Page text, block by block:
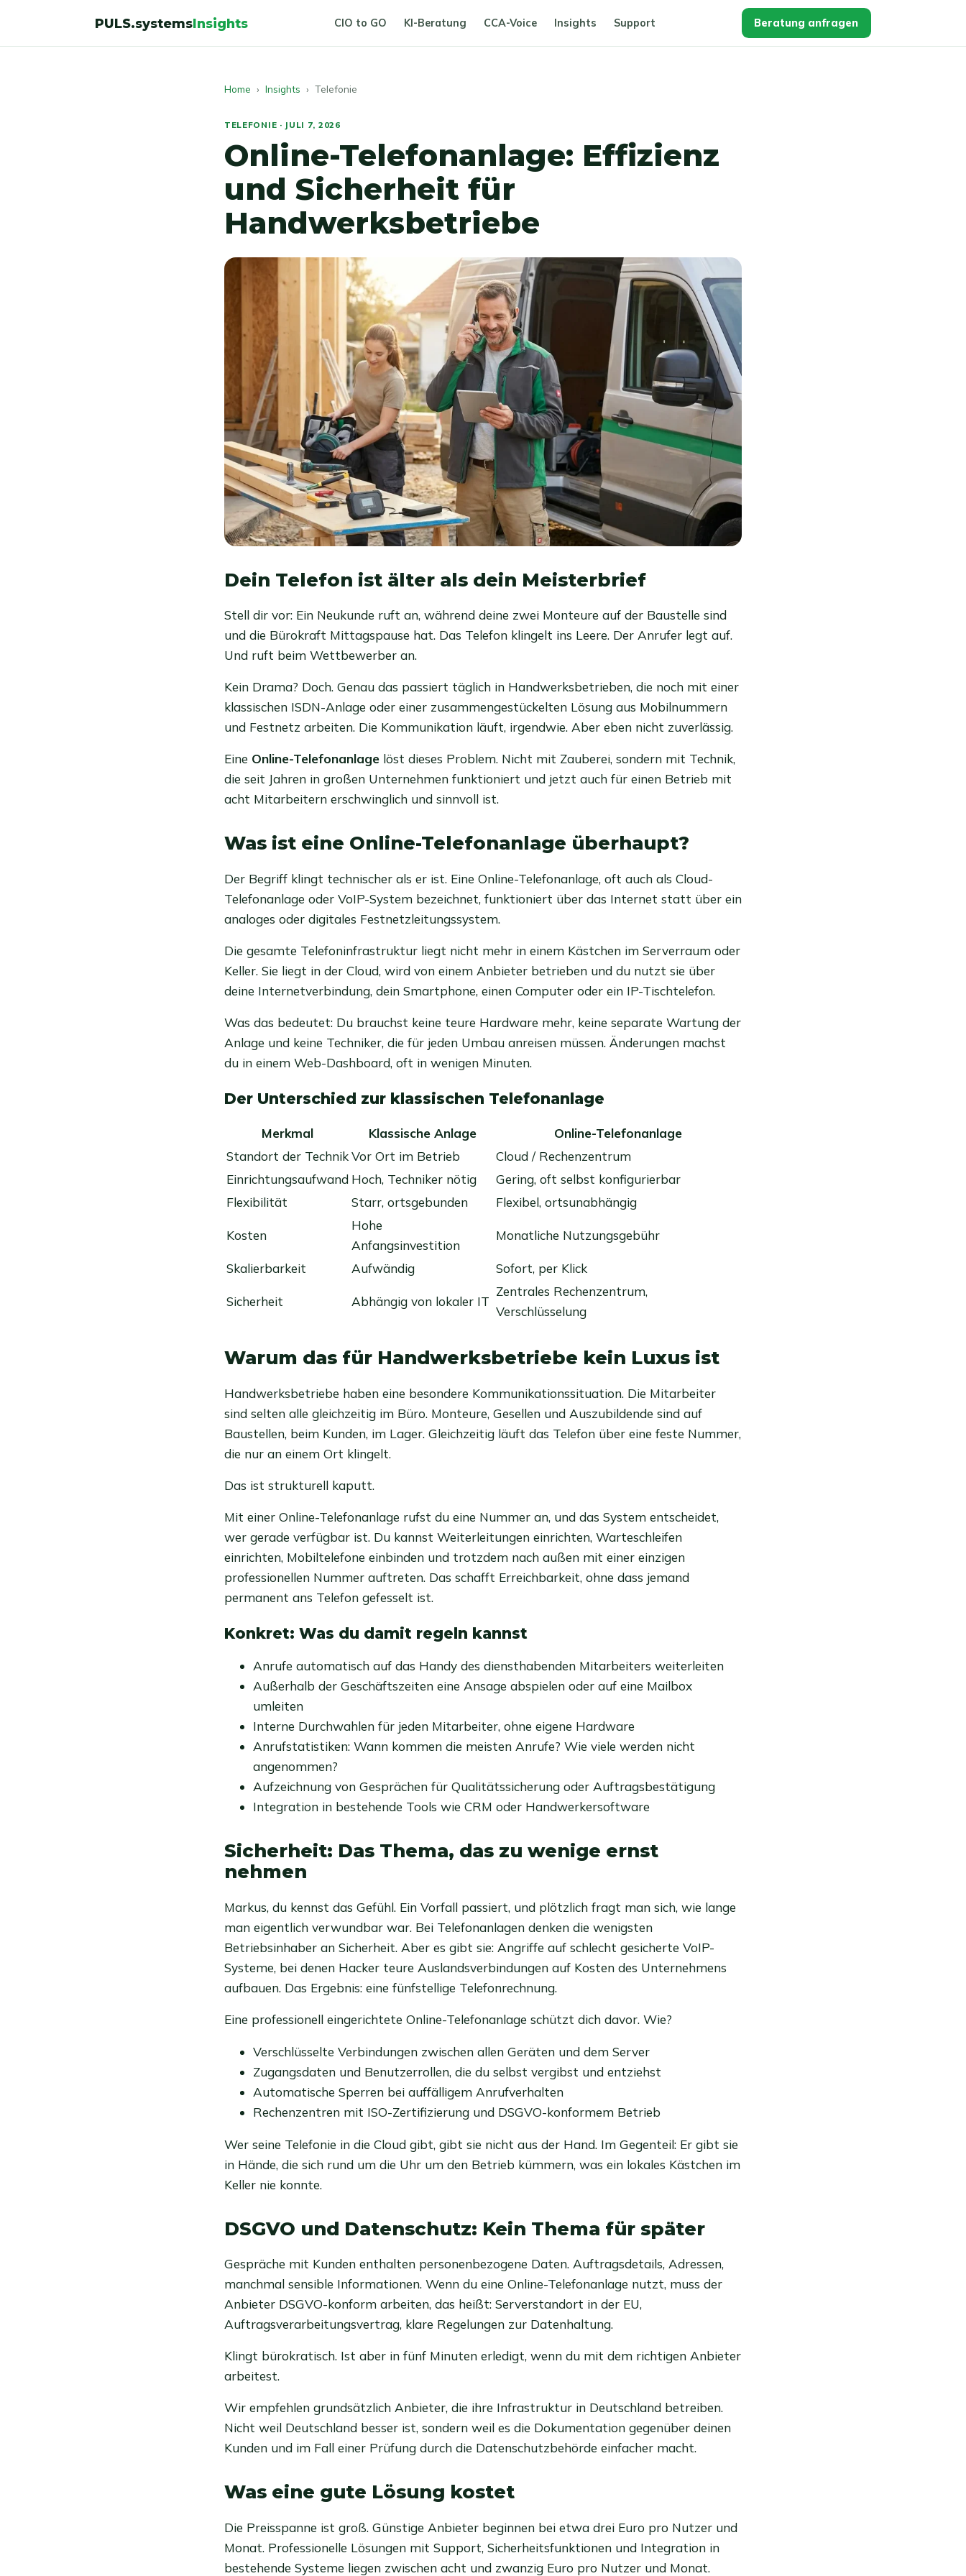
PULS.systemsInsights CIO to GO KI-Beratung CCA-Voice Insights Support Beratung anfragen
Home › Insights › Telefonie
TELEFONIE · JULI 7, 2026
Online-Telefonanlage: Effizienz
und Sicherheit für
Handwerksbetriebe
Dein Telefon ist älter als dein Meisterbrief
Stell dir vor: Ein Neukunde ruft an, während deine zwei Monteure auf der Baustelle sind
und die Bürokraft Mittagspause hat. Das Telefon klingelt ins Leere. Der Anrufer legt auf.
Und ruft beim Wettbewerber an.
Kein Drama? Doch. Genau das passiert täglich in Handwerksbetrieben, die noch mit einer
klassischen ISDN-Anlage oder einer zusammengestückelten Lösung aus Mobilnummern
und Festnetz arbeiten. Die Kommunikation läuft, irgendwie. Aber eben nicht zuverlässig.
Eine Online-Telefonanlage löst dieses Problem. Nicht mit Zauberei, sondern mit Technik,
die seit Jahren in großen Unternehmen funktioniert und jetzt auch für einen Betrieb mit
acht Mitarbeitern erschwinglich und sinnvoll ist.
Was ist eine Online-Telefonanlage überhaupt?
Der Begriff klingt technischer als er ist. Eine Online-Telefonanlage, oft auch als Cloud-
Telefonanlage oder VoIP-System bezeichnet, funktioniert über das Internet statt über ein
analoges oder digitales Festnetzleitungssystem.
Die gesamte Telefoninfrastruktur liegt nicht mehr in einem Kästchen im Serverraum oder
Keller. Sie liegt in der Cloud, wird von einem Anbieter betrieben und du nutzt sie über
deine Internetverbindung, dein Smartphone, einen Computer oder ein IP-Tischtelefon.
Was das bedeutet: Du brauchst keine teure Hardware mehr, keine separate Wartung der
Anlage und keine Techniker, die für jeden Umbau anreisen müssen. Änderungen machst
du in einem Web-Dashboard, oft in wenigen Minuten.
Der Unterschied zur klassischen Telefonanlage
Merkmal Klassische Anlage
Online-Telefonanlage
Standort der TechnikVor Ort im Betrieb
Cloud / Rechenzentrum
Einrichtungsaufwand Hoch, Techniker nötig
Gering, oft selbst konfigurierbar
Flexibilität
Starr, ortsgebunden Flexibel, ortsunabhängig
Kosten
Hohe
Anfangsinvestition
Monatliche Nutzungsgebühr
Skalierbarkeit Aufwändig Sofort, per Klick
Sicherheit Abhängig von lokaler IT
Zentrales Rechenzentrum,
Verschlüsselung
Warum das für Handwerksbetriebe kein Luxus ist
Handwerksbetriebe haben eine besondere Kommunikationssituation. Die Mitarbeiter
sind selten alle gleichzeitig im Büro. Monteure, Gesellen und Auszubildende sind auf
Baustellen, beim Kunden, im Lager. Gleichzeitig läuft das Telefon über eine feste Nummer,
die nur an einem Ort klingelt.
Das ist strukturell kaputt.
Mit einer Online-Telefonanlage rufst du eine Nummer an, und das System entscheidet,
wer gerade verfügbar ist. Du kannst Weiterleitungen einrichten, Warteschleifen
einrichten, Mobiltelefone einbinden und trotzdem nach außen mit einer einzigen
professionellen Nummer auftreten. Das schafft Erreichbarkeit, ohne dass jemand
permanent ans Telefon gefesselt ist.
Konkret: Was du damit regeln kannst
Anrufe automatisch auf das Handy des diensthabenden Mitarbeiters weiterleiten
Außerhalb der Geschäftszeiten eine Ansage abspielen oder auf eine Mailbox
umleiten
Interne Durchwahlen für jeden Mitarbeiter, ohne eigene Hardware
Anrufstatistiken: Wann kommen die meisten Anrufe? Wie viele werden nicht
angenommen?
Aufzeichnung von Gesprächen für Qualitätssicherung oder Auftragsbestätigung
Integration in bestehende Tools wie CRM oder Handwerkersoftware
Sicherheit: Das Thema, das zu wenige ernst
nehmen
Markus, du kennst das Gefühl. Ein Vorfall passiert, und plötzlich fragt man sich, wie lange
man eigentlich verwundbar war. Bei Telefonanlagen denken die wenigsten
Betriebsinhaber an Sicherheit. Aber es gibt sie: Angriffe auf schlecht gesicherte VoIP-
Systeme, bei denen Hacker teure Auslandsverbindungen auf Kosten des Unternehmens
aufbauen. Das Ergebnis: eine fünfstellige Telefonrechnung.
Eine professionell eingerichtete Online-Telefonanlage schützt dich davor. Wie?
Verschlüsselte Verbindungen zwischen allen Geräten und dem Server
Zugangsdaten und Benutzerrollen, die du selbst vergibst und entziehst
Automatische Sperren bei auffälligem Anrufverhalten
Rechenzentren mit ISO-Zertifizierung und DSGVO-konformem Betrieb
Wer seine Telefonie in die Cloud gibt, gibt sie nicht aus der Hand. Im Gegenteil: Er gibt sie
in Hände, die sich rund um die Uhr um den Betrieb kümmern, was ein lokales Kästchen im
Keller nie konnte.
DSGVO und Datenschutz: Kein Thema für später
Gespräche mit Kunden enthalten personenbezogene Daten. Auftragsdetails, Adressen,
manchmal sensible Informationen. Wenn du eine Online-Telefonanlage nutzt, muss der
Anbieter DSGVO-konform arbeiten, das heißt: Serverstandort in der EU,
Auftragsverarbeitungsvertrag, klare Regelungen zur Datenhaltung.
Klingt bürokratisch. Ist aber in fünf Minuten erledigt, wenn du mit dem richtigen Anbieter
arbeitest.
Wir empfehlen grundsätzlich Anbieter, die ihre Infrastruktur in Deutschland betreiben.
Nicht weil Deutschland besser ist, sondern weil es die Dokumentation gegenüber deinen
Kunden und im Fall einer Prüfung durch die Datenschutzbehörde einfacher macht.
Was eine gute Lösung kostet
Die Preisspanne ist groß. Günstige Anbieter beginnen bei etwa drei Euro pro Nutzer und
Monat. Professionelle Lösungen mit Support, Sicherheitsfunktionen und Integration in
bestehende Systeme liegen zwischen acht und zwanzig Euro pro Nutzer und Monat.